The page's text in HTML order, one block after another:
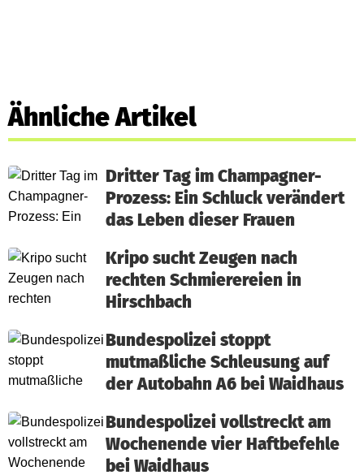
Ähnliche Artikel
Dritter Tag im Champagner-
Prozess: Ein Schluck verändert
das Leben dieser Frauen
Kripo sucht Zeugen nach
rechten Schmierereien in
Hirschbach
Bundespolizei stoppt
mutmaßliche Schleusung auf
der Autobahn A6 bei Waidhaus
Bundespolizei vollstreckt am
Wochenende vier Haftbefehle
bei Waidhaus